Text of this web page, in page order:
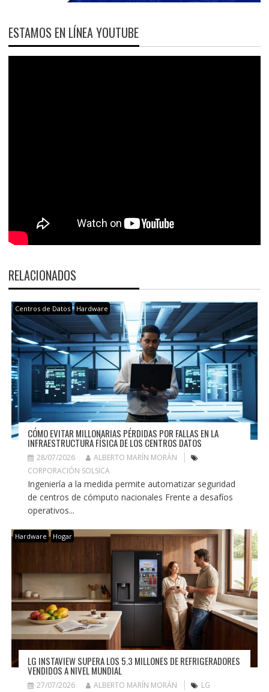
ESTAMOS EN LÍNEA YOUTUBE
RELACIONADOS
Centros de Datos Hardware
CÓMO EVITAR MILLONARIAS PÉRDIDAS POR FALLAS EN LA
INFRAESTRUCTURA FÍSICA DE LOS CENTROS DATOS
28/07/2026
ALBERTO MARÍN MORÁN
CORPORACIÓN SOLSICA
Ingeniería a la medida permite automatizar seguridad
de centros de cómputo nacionales Frente a desafíos
operativos...
Hardware Hogar
LG INSTAVIEW SUPERA LOS 5.3 MILLONES DE REFRIGERADORES
VENDIDOS A NIVEL MUNDIAL
27/07/2026 ALBERTO MARÍN MORÁN LG